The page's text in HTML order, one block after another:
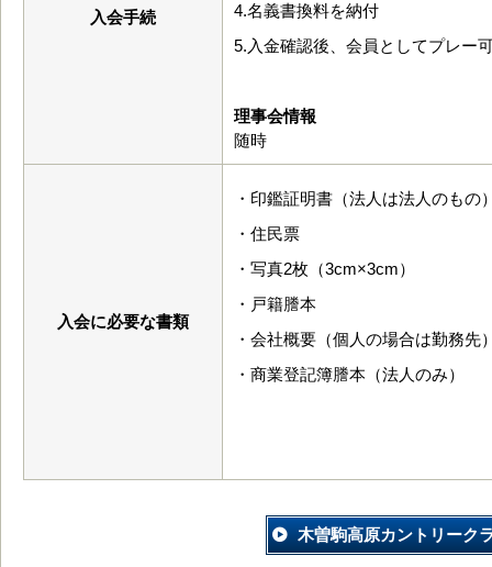
入会手続
4.名義書換料を納付
5.入金確認後、会員としてプレー
理事会情報
随時
入会に必要な書類
・印鑑証明書（法人は法人のもの
・住民票
・写真2枚（3cm×3cm）
・戸籍謄本
・会社概要（個人の場合は勤務先
・商業登記簿謄本（法人のみ）
木曽駒高原カントリーク